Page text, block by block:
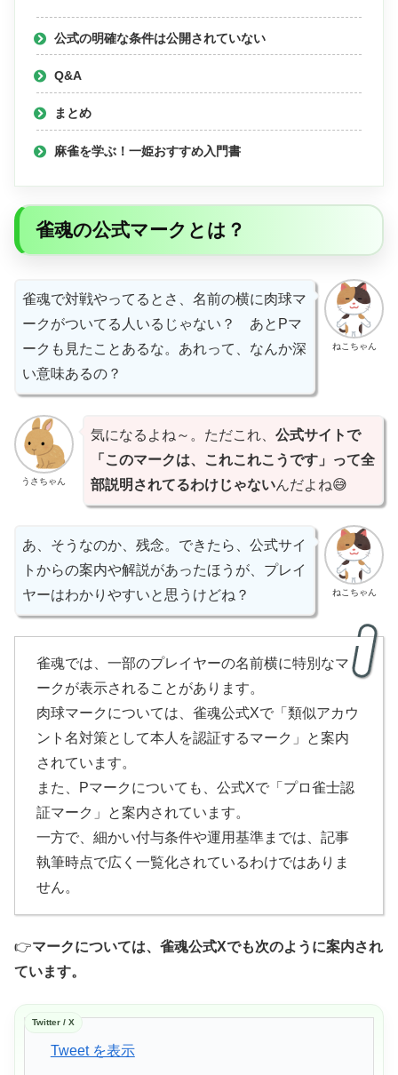
公式の明確な条件は公開されていない
Q&A
まとめ
麻雀を学ぶ！一姫おすすめ入門書
雀魂の公式マークとは？
ねこちゃん
雀魂で対戦やってるとさ、名前の横に肉球マ
ークがついてる人いるじゃない？ あとPマ
ークも見たことあるな。あれって、なんか深
い意味あるの？
うさちゃん
気になるよね～。ただこれ、 公式サイトで
「このマークは、これこれこうです」って全
部説明されてるわけじゃないんだよね😅
ねこちゃん
あ、そうなのか、残念。できたら、公式サイ
トからの案内や解説があったほうが、プレイ
ヤーはわかりやすいと思うけどね？
雀魂では、一部のプレイヤーの名前横に特別なマ
ークが表示されることがあります。
肉球マークについては、雀魂公式Xで「類似アカウ
ント名対策として本人を認証するマーク」と案内
されています。
また、Pマークについても、公式Xで「プロ雀士認
証マーク」と案内されています。
一方で、細かい付与条件や運用基準までは、記事
執筆時点で広く一覧化されているわけではありま
せん。
👉️マークについては、雀魂公式Xでも次のように案内され
ています。
Twitter / X
Tweet を表示